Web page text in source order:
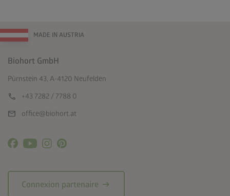
MADE IN AUSTRIA
Biohort GmbH
Pürnstein 43, A-4120 Neufelden
call +43 7282 / 7788 0
mail office@biohort.at
Connexion partenaire arrow_right_alt